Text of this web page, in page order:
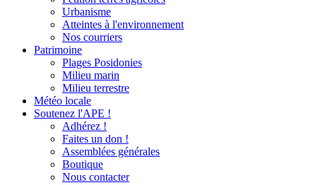
Urbanisme
Atteintes à l'environnement
Nos courriers
Patrimoine
Plages Posidonies
Milieu marin
Milieu terrestre
Météo locale
Soutenez l'APE !
Adhérez !
Faites un don !
Assemblées générales
Boutique
Nous contacter